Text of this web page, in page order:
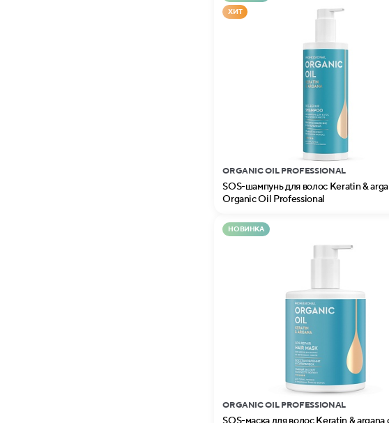
ХИТ
ORGANIC OIL PROFESSIONAL
SOS-шампунь для волос Keratin &
Organic Oil Professional
НОВИНКА
ORGANIC OIL PROFESSIONAL